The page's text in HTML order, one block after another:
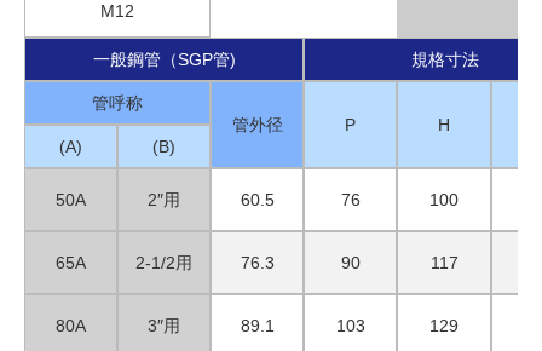
M12
一般鋼管（SGP管) 規格寸法
管呼称
管外径
P H
(A)
(B)
50A 2″用 60.5 76 100
65A 2-1/2用 76.3 90 117
80A 3″用 89.1 103 129